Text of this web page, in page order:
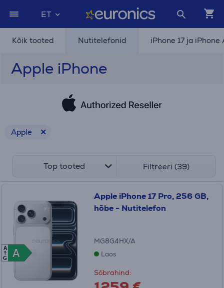
ET
Kõik tooted Nutitelefonid iPhone 17 ja iPhone
Apple iPhone
Apple
Top tooted Filtreeri (39)
A
A
A
G
Apple iPhone 17 Pro, 256 GB,
hõbe - Nutitelefon
MG8G4HX/A
Laos
Sõbrahind: